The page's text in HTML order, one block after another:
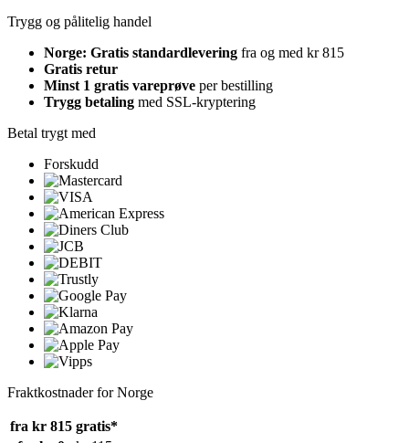
Trygg og pålitelig handel
Norge: Gratis standardlevering fra og med kr 815
Gratis retur
Minst 1 gratis vareprøve per bestilling
Trygg betaling med SSL-kryptering
Betal trygt med
Forskudd
Fraktkostnader for Norge
fra kr 815 gratis*